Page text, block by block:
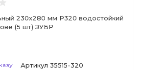
230х280 мм Р320 водостойкий
(5 шт) ЗУБР
Артикул 35515-320